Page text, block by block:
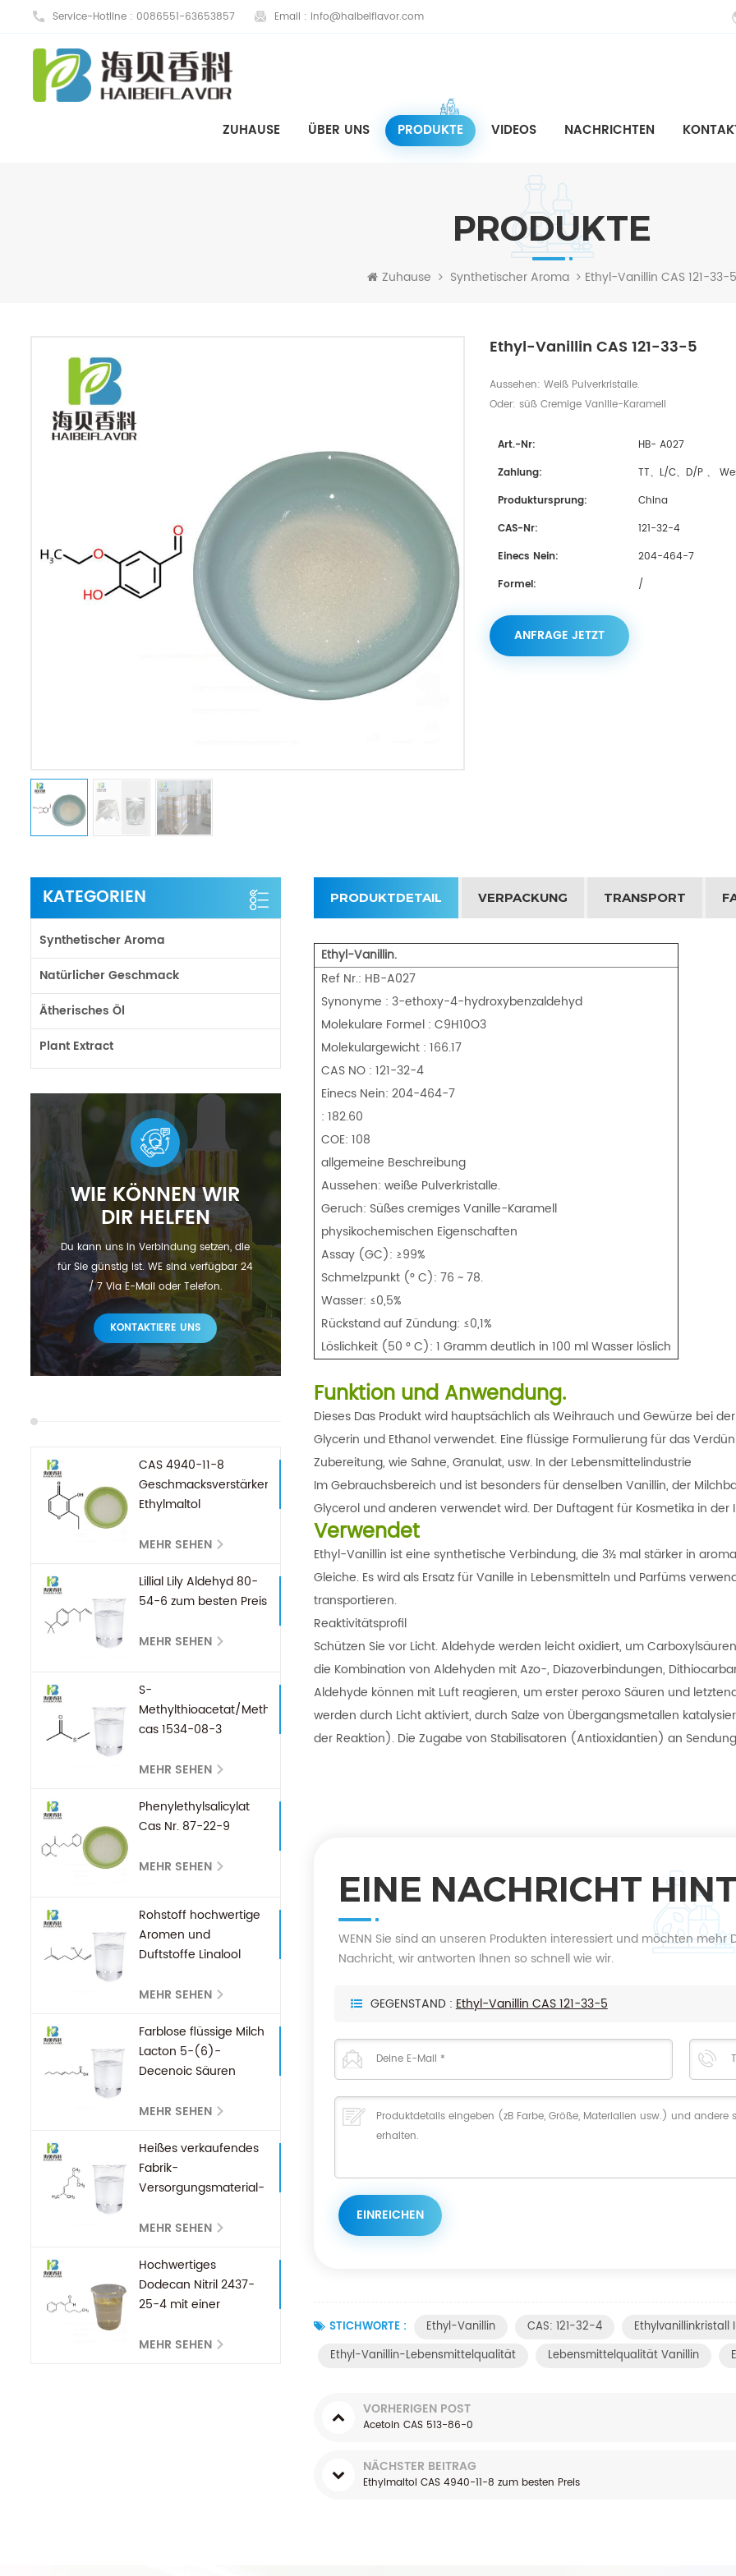
Service-Hotline : 0086551-63653857 Email : info@haibeiflavor.com
ZUHAUSE ÜBER UNS PRODUKTE VIDEOS NACHRICHTEN
PRODUKTE
Zuhause Synthetischer Aroma Ethyl-Vanillin CAS 121-33-5
Ethyl-Vanillin CAS 121-33-5
Aussehen: Weiß Pulverkristalle.
Oder: süß Cremige Vanille-Karamell
Art.-Nr:
HB- A027
Zahlung:
TT、L/C、D/P 、
Produktursprung:
China
CAS-Nr:
121-32-4
Einecs Nein:
204-464-7
Formel:
/
ANFRAGE JETZT
KATEGORIEN
Synthetischer Aroma
Natürlicher Geschmack
Ätherisches Öl
Plant Extract
WIE KÖNNEN WIR
DIR HELFEN
Du kann uns in Verbindung setzen, die
für Sie günstig ist. WE sind verfügbar 24
/ 7 Via E-Mail oder Telefon.
KONTAKTIERE UNS
CAS 4940-11-8
Geschmacksverstärker
Ethylmaltol
MEHR SEHEN
Lillial Lily Aldehyd 80-
54-6 zum besten Preis
MEHR SEHEN
S-
Methylthioacetat/Methanthiolacetat
cas 1534-08-3
MEHR SEHEN
Phenylethylsalicylat
Cas Nr. 87-22-9
MEHR SEHEN
Rohstoff hochwertige
Aromen und
Duftstoffe Linalool
MEHR SEHEN
Farblose flüssige Milch
Lacton 5-(6)-
Decenoic Säuren
27-7 Aroma
MEHR SEHEN
Heißes verkaufendes
Fabrik-
Versorgungsmaterial-
CAS 123-35-3
MEHR SEHEN
Hochwertiges
Dodecan Nitril 2437-
25-4 mit einer
MEHR SEHEN
PRODUKTDETAIL VERPACKUNG TRANSPORT
Ethyl-Vanillin.
Ref Nr.: HB-A027
Synonyme : 3-ethoxy-4-hydroxybenzaldehyd
Molekulare Formel : C9H10O3
Molekulargewicht : 166.17
CAS NO : 121-32-4
Einecs Nein: 204-464-7
: 182.60
COE: 108
allgemeine Beschreibung
Aussehen: weiße Pulverkristalle.
Geruch: Süßes cremiges Vanille-Karamell
physikochemischen Eigenschaften
Assay (GC): ≥99%
Schmelzpunkt (° C): 76 ~ 78.
Wasser: ≤0,5%
Rückstand auf Zündung: ≤0,1%
Löslichkeit (50 ° C): 1 Gramm deutlich in 100 ml Wasser löslich
Funktion und Anwendung.
Dieses Das Produkt wird hauptsächlich als Weihrauch und Gewürze bei
Glycerin und Ethanol verwendet. Eine flüssige Formulierung für das
Zubereitung, wie Sahne, Granulat, usw. In der Lebensmittelindustrie
Im Gebrauchsbereich und ist besonders für denselben Vanillin, der
Glycerol und anderen verwendet wird. Der Duftagent für Kosmetika in
Verwendet
Ethyl-Vanillin ist eine synthetische Verbindung, die 3½ mal stärker in
Gleiche. Es wird als Ersatz für Vanille in Lebensmitteln und Parfüms
transportieren.
Reaktivitätsprofil
Schützen Sie vor Licht. Aldehyde werden leicht oxidiert, um
die Kombination von Aldehyden mit Azo-, Diazoverbindungen,
Aldehyde können mit Luft reagieren, um erster peroxo Säuren und
werden durch Licht aktiviert, durch Salze von Übergangsmetallen
der Reaktion). Die Zugabe von Stabilisatoren (Antioxidantien) an
EINE NACHRICHT
WENN Sie sind an unseren Produkten interessiert und möchten
Nachricht, wir antworten Ihnen so schnell wie wir.
GEGENSTAND :Ethyl-Vanillin CAS 121-33-5
STICHWORTE : Ethyl-Vanillin CAS: 121-32-4
Ethyl-Vanillin-Lebensmittelqualität
Lebensmittelqualität Vanillin
VORHERIGEN POST
Acetoin CAS 513-86-0
NÄCHSTER BEITRAG
Ethylmaltol CAS 4940-11-8 zum besten Preis